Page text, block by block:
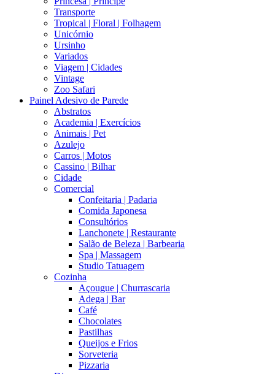
Transporte
Tropical | Floral | Folhagem
Unicórnio
Ursinho
Variados
Viagem | Cidades
Vintage
Zoo Safari
Painel Adesivo de Parede
Abstratos
Academia | Exercícios
Animais | Pet
Azulejo
Carros | Motos
Cassino | Bilhar
Cidade
Comercial
Confeitaria | Padaria
Comida Japonesa
Consultórios
Lanchonete | Restaurante
Salão de Beleza | Barbearia
Spa | Massagem
Studio Tatuagem
Cozinha
Açougue | Churrascaria
Adega | Bar
Café
Chocolates
Pastilhas
Queijos e Frios
Sorveteria
Pizzaria